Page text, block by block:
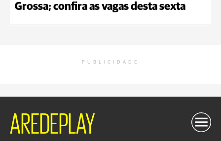
Grossa; confira as vagas desta sexta
PUBLICIDADE
AREDEPLAY